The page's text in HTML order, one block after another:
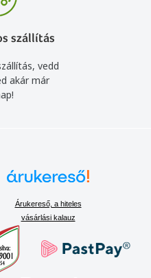
szállítás
vedd
akár már
Árukereső, a hiteles
vásárlási kalauz